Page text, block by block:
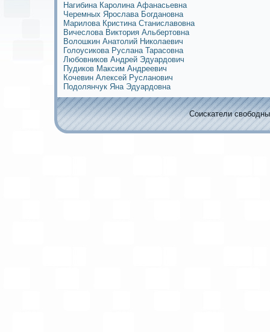
Нагибина Каролина Афанасьевна
Черемных Ярослава Богдановна
Марилова Кристина Станиславовна
Вичеслова Виктория Альбертовна
Волошкин Анатолий Николаевич
Голоусикова Руслана Тарасовна
Любовников Андрей Эдуардович
Пудиков Максим Андреевич
Кочевин Алексей Русланович
Подолянчук Яна Эдуардовна
Соискaтели